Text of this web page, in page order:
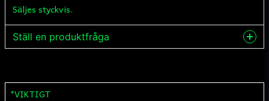
Säljes styckvis.
Ställ en produktfråga
*VIKTIGT